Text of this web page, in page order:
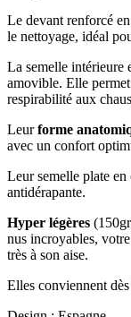
Le devant renforcé
le nettoyage, idéal
La semelle intérieure
amovible. Elle
respirabilité aux
Leurforme
avec un confort
Leur semelle plate
antidérapante.
Hyper légères
nus incroyables,
très à son aise.
Elles conviennent